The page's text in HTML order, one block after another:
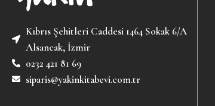
Kıbrıs Şehitleri Caddesi 1464 Sokak 6/A
Alsancak, İzmir
0232 421 81 69
siparis@yakinkitabevi.com.tr